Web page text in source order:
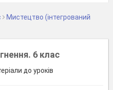
Мистецтво (інтегрований
6 клас
до уроків